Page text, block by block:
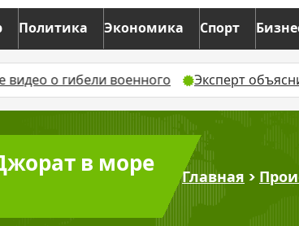
Политика Экономика Спорт
военного Эксперт объяснил
в море
Главная >